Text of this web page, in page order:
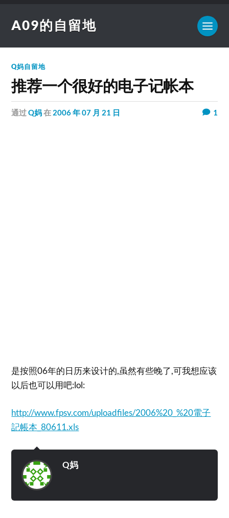
A09的自留地
Q妈自留地
推荐一个很好的电子记帐本
通过Q妈在 2006 年 07 月 21 日 1
是按照06年的日历来设计的,虽然有些晚了,可我想应该
以后也可以用吧:lol:
http://www.fpsv.com/uploadfiles/2006%20_%20電子
記帳本_80611.xls
Q妈